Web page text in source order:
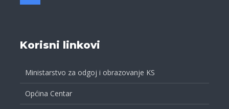
Korisni linkovi
Ministarstvo za odgoj i obrazovanje KS
Općina Centar